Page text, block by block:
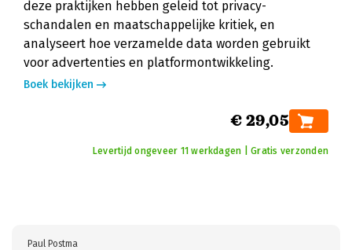
deze praktijken hebben geleid tot privacy-
schandalen en maatschappelijke kritiek, en
analyseert hoe verzamelde data worden gebruikt
voor advertenties en platformontwikkeling.
Boek bekijken
€ 29,05
Levertijd ongeveer 11 werkdagen | Gratis verzonden
Paul Postma